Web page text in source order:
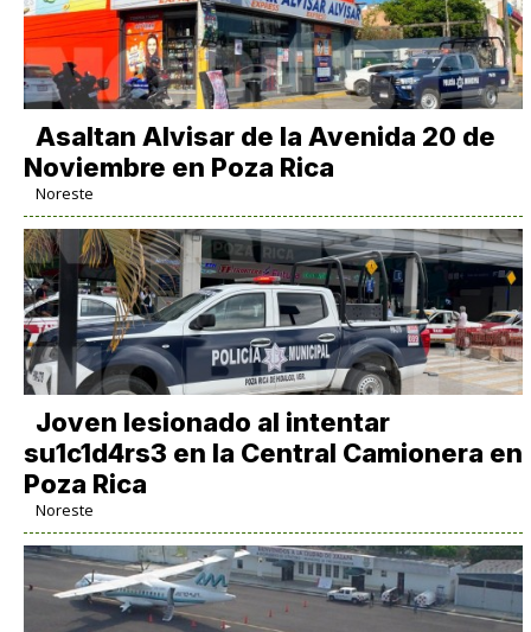
Asaltan Alvisar de la Avenida 20 de
Noviembre en Poza Rica
Noreste
Joven lesionado al intentar
su1c1d4rs3 en la Central Camionera en
Poza Rica
Noreste